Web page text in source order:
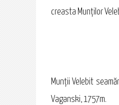
creasta Munţilor
Munţii Velebit
Vaganski, 1757m.